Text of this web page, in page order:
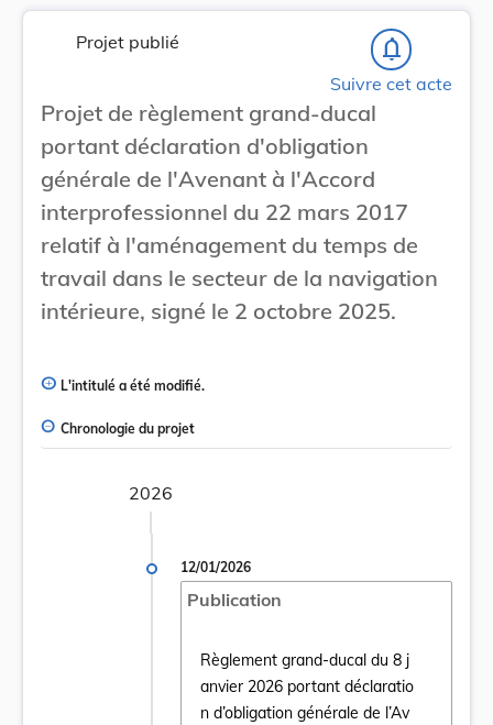
Projet publié notifications_none
Suivre cet acte
Projet de règlement grand-ducal
portant déclaration d'obligation
générale de l'Avenant à l'Accord
interprofessionnel du 22 mars 2017
relatif à l'aménagement du temps de
travail dans le secteur de la navigation
intérieure, signé le 2 octobre 2025.
L'intitulé a été modifié.
Chronologie du projet
2026
12/01/2026
Publication
Règlement grand-ducal du 8 j
anvier 2026 portant déclaratio
n d’obligation générale de l’Av